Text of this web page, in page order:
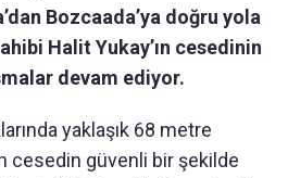
Bozcaada’ya doğru yola
Halit Yukay’ın cesedinin
devam ediyor.
yaklaşık 68 metre
cesedin güvenli bir şekilde